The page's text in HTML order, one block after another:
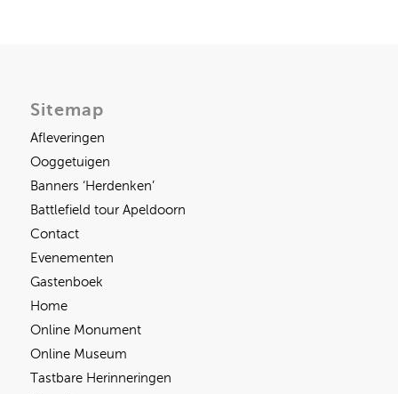
Sitemap
Afleveringen
Ooggetuigen
Banners ‘Herdenken’
Battlefield tour Apeldoorn
Contact
Evenementen
Gastenboek
Home
Online Monument
Online Museum
Tastbare Herinneringen